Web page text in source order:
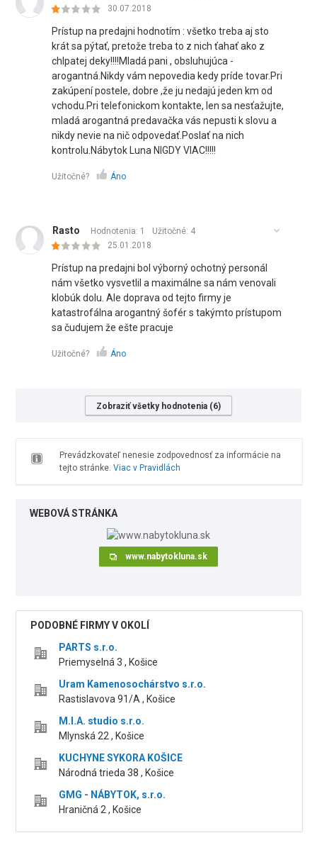
30.07.2018
Prístup na predajni hodnotím : všetko treba aj sto
krát sa pýtať, pretože treba to z nich ťahať ako z
chlpatej deky!!!!Mladá pani , obsluhujúca -
arogantná.Nikdy vám nepovedia kedy príde tovar.Pri
zakúpení postele, dobre ,že ju nedajú jeden km od
vchodu.Pri telefonickom kontakte, len sa nesťažujte,
mladá arogantná predavačka vás nepusti k slovu a
nikdy nevie na nič odpovedať.Poslať na nich
kontrolu.Nábytok Luna NIGDY VIAC!!!!!
Užitočné? Áno
Rasto Hodnotenia: 1 Užitočné: 4
25.01.2018
Prístup na predajni bol výborný ochotný personál
nám všetko vysvetlil a maximálne sa nám venovali
klobúk dolu. Ale doprava od tejto firmy je
katastrofálna arogantný šofér s takýmto prístupom
sa čudujem že ešte pracuje
Užitočné? Áno
Zobraziť všetky hodnotenia (6)
Prevádzkovateľ nenesie zodpovednosť za informácie na
tejto stránke. Viac v Pravidlách
WEBOVÁ STRÁNKA
www.nabytokluna.sk
PODOBNÉ FIRMY V OKOLÍ
PARTS s.r.o.
Priemyselná 3 , Košice
Uram Kamenosochárstvo s.r.o.
Rastislavova 91/A , Košice
M.I.A. studio s.r.o.
Mlynská 22 , Košice
KUCHYNE SYKORA KOŠICE
Národná trieda 38 , Košice
GMG - NÁBYTOK, s.r.o.
Hraničná 2 , Košice